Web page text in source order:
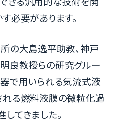
必要があります。
の大島逸平助教、神戸
良教授らの研究グルー
で用いられる気流式液
れる燃料液膜の微粒化過
てきました。